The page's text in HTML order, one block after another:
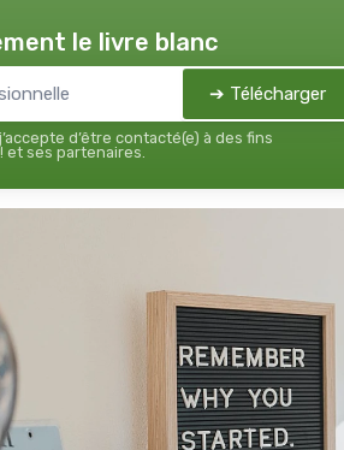
le livre blanc
➔ Télécharger
d’être contacté(e) à des fins
! et ses partenaires.